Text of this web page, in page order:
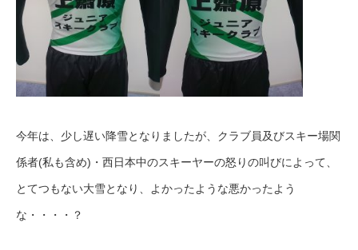
今年は、少し遅い降雪となりましたが、クラブ員及びスキー場関
係者(私も含め)・西日本中のスキーヤーの怒りの叫びによって、
とてつもない大雪となり、よかったような悪かったよう
な・・・・？